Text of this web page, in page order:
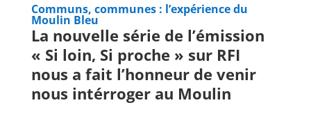
Communs, communes : l’expérience du
Moulin Bleu
La nouvelle série de l’émission
« Si loin, Si proche » sur RFI
nous a fait l’honneur de venir
nous intérroger au Moulin